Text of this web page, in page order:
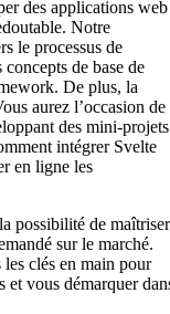
des applications web
Notre
le processus de
de base de
De plus, la
aurez l’occasion de
des mini-projets
intégrer Svelte
en ligne les
possibilité de maîtriser
sur le marché.
clés en main pour
et vous démarquer